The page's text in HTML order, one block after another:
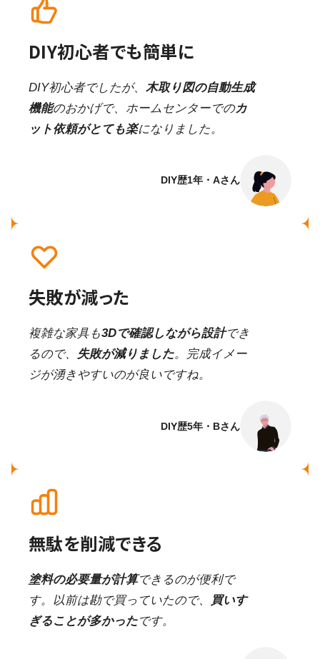
DIY初心者でも簡単に
DIY初心者でしたが、 木取り図の自動生成
機能のおかげで、ホームセンターでのカ
ット依頼がとても楽になりました。
DIY歴1年・Aさん
失敗が減った
複雑な家具も3Dで確認しながら設計でき
るので、
失敗が減りました。完成イメー
ジが湧きやすいのが良いですね。
DIY歴5年・Bさん
無駄を削減できる
塗料の必要量が計算できるのが便利で
す。以前は勘で買っていたので、
買いす
ぎることが多かったです。